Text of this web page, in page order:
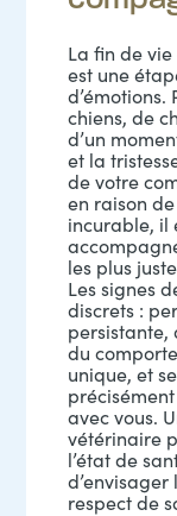
La fin de
est une
chiens, de
d’un
et la
de votre
en raison
incurable, il
les plus
Les signes
discrets :
persistante,
du
unique, et
avec vous.
vétérinaire
l’état de
respect de